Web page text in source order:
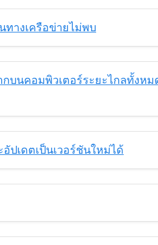
ทางเครือข่ายไม่พบ
บนคอมพิวเตอร์ระยะไกลทั้งห
ปเดตเป็นเวอร์ชันใหม่ได้